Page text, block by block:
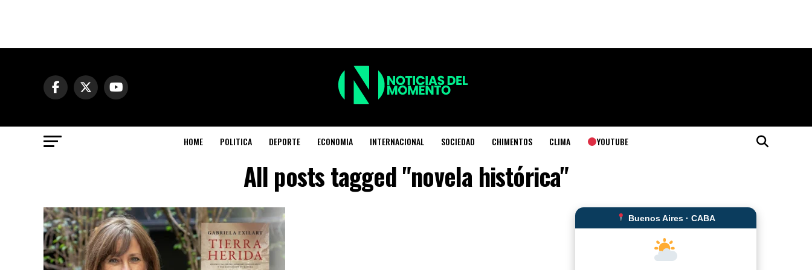
HOME POLITICA DEPORTE ECONOMIA INTERNACIONAL SOCIEDAD CHIMENTOS CLIMA YOUTUBE
All posts tagged "novela histórica"
Buenos Aires · CABA